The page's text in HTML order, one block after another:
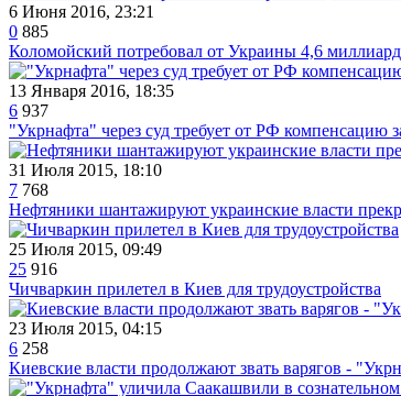
6 Июня 2016, 23:21
0 885
Коломойский потребовал от Украины 4,6
13 Января 2016, 18:35
6 937
"Укрнафта" через суд требует от РФ
31 Июля 2015, 18:10
7 768
Нефтяники шантажируют украинские власти
25 Июля 2015, 09:49
25 916
Чичваркин прилетел в Киев для трудоустройства
23 Июля 2015, 04:15
6 258
Киевские власти продолжают звать варягов -